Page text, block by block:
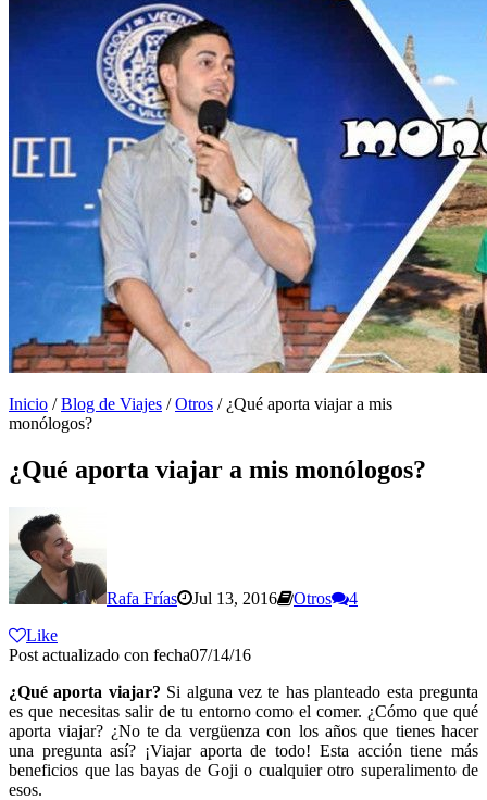
Inicio /Blog de Viajes /Otros / ¿Qué aporta viajar a mis
monólogos?
¿Qué aporta viajar a mis monólogos?
Rafa Frías Jul 13, 2016 Otros
4
Like
Post actualizado con fecha07/14/16
¿Qué aporta viajar? Si alguna vez te has planteado esta pregunta
es que necesitas salir de tu entorno como el comer. ¿Cómo que qué
aporta viajar? ¿No te da vergüenza con los años que tienes hacer
una pregunta así? ¡Viajar aporta de todo! Esta acción tiene más
beneficios que las bayas de Goji o cualquier otro superalimento de
esos.